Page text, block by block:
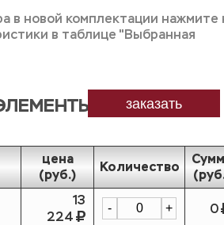
в новой комплектации нажмите
в таблице "Выбранная
заказать
цена
(руб.)
Количество
13
224
- + 0